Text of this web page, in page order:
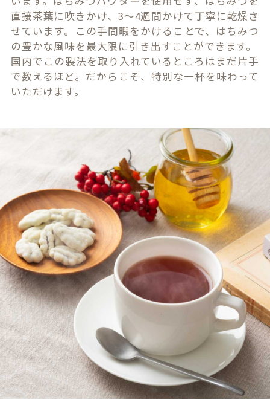
直接茶葉に吹きかけ、3～4週間かけて丁寧に乾燥さ
せています。この手間暇をかけることで、はちみつ
の豊かな風味を最大限に引き出すことができます。
国内でこの製法を取り入れているところはまだ片手
で数えるほど。だからこそ、特別な一杯を味わって
いただけます。